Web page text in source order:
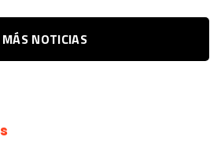
MÁS NOTICIAS